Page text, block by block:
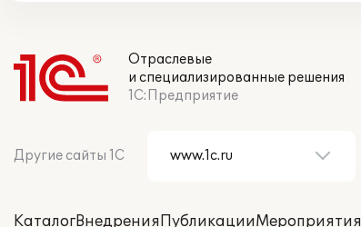
Отраслевые
и специализированные решения
1С:Предприятие
Другие сайты 1С
КаталогВнедренияПубликацииМероприятия